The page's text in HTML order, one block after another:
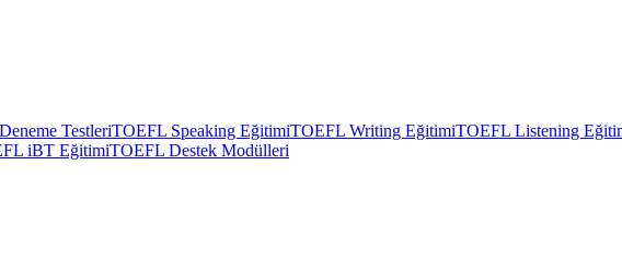
TestleriTOEFL Speaking EğitimiTOEFL Writing EğitimiTOEFL Listening
iBT EğitimiTOEFL Destek Modülleri